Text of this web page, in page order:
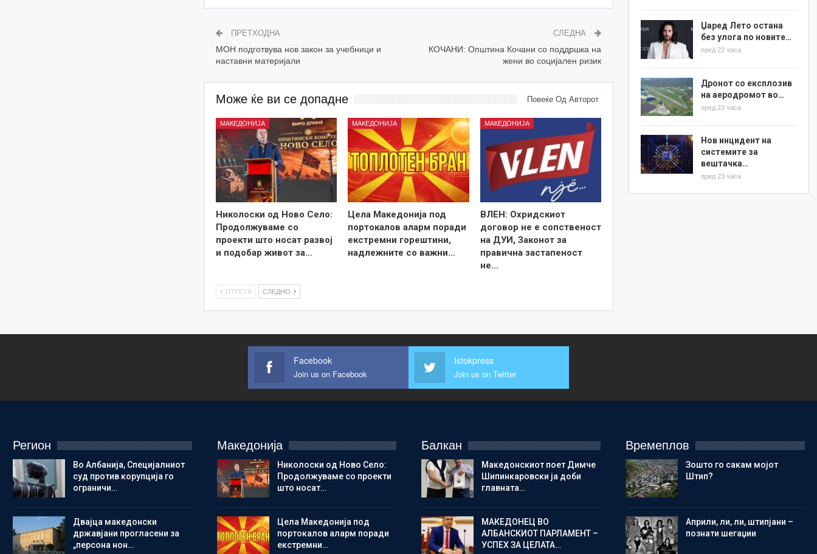
ПРЕТХОДНА
МОН подготвува нов закон за учебници и
наставни материјали
СЛЕДНА
КОЧАНИ: Општина Кочани со поддршка на
жени во социјален ризик
Може ќе ви се допадне Повеќе Од Авторот
МАКЕДОНИЈА
Николоски од Ново Село:
Продолжуваме со
проекти што носат развој
и подобар живот за…
МАКЕДОНИЈА
Цела Македонија под
портокалов аларм поради
екстремни горештини,
надлежните со важни…
МАКЕДОНИЈА
ВЛЕН: Охридскиот
договор не е сопственост
на ДУИ, Законот за
правична застапеност
не…
ПТРЕТХ СЛЕДНО
Џаред Лето остана
без улога по новите…
пред 22 часа
Дронот со експлозив
на аеродромот во…
пред 23 часа
Нов инцидент на
системите за
вештачка…
пред 23 часа
Facebook
Join us on Facebook
Istokpress
Join us on Twitter
Регион
Во Албанија, Специјалниот
суд против корупција го
ограничи…
Двајца македонски
државјани прогласени за
„персона нон…
Македонија
Николоски од Ново Село:
Продолжуваме со проекти
што носат…
Цела Македонија под
портокалов аларм поради
екстремни…
Балкан
Македонскиот поет Димче
Шипинкаровски ја доби
главната…
МАКЕДОНЕЦ ВО
АЛБАНСКИОТ ПАРЛАМЕНТ –
УСПЕХ ЗА ЦЕЛАТА…
Времеплов
Зошто го сакам мојот
Штип?
Aприли, ли, ли, штипјани –
познати шегаџии